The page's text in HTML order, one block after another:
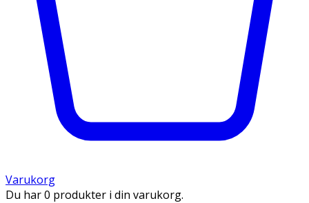
Varukorg
Du har 0 produkter i din varukorg.